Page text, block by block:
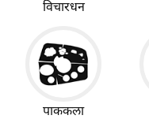
विचारधन
पाककला